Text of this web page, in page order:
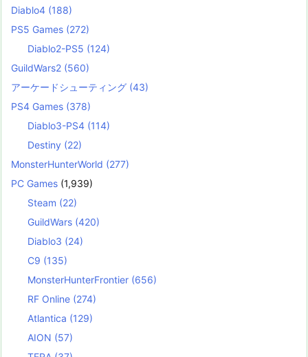
Diablo4 (188)
PS5 Games (272)
Diablo2-PS5 (124)
GuildWars2 (560)
アーケードシューティング (43)
PS4 Games (378)
Diablo3-PS4 (114)
Destiny (22)
MonsterHunterWorld (277)
PC Games (1,939)
Steam (22)
GuildWars (420)
Diablo3 (24)
C9 (135)
MonsterHunterFrontier (656)
RF Online (274)
Atlantica (129)
AION (57)